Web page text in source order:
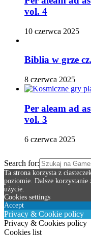
vol. 4
10 czerwca 2025
Biblia w grze
8 czerwca 2025
Per aleam ad
vol. 3
6 czerwca 2025
Search for:
Ta strona korzysta z
poziomie. Dalsze korzystanie
użycie.
Cookies settings
Accept
Privacy & Cookie policy
Privacy & Cookies policy
Cookies list